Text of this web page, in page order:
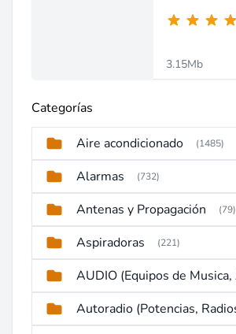
3.15Mb
Categorías
Aire acondicionado (1485)
Alarmas (732)
Antenas y Propagación (79)
Aspiradoras (221)